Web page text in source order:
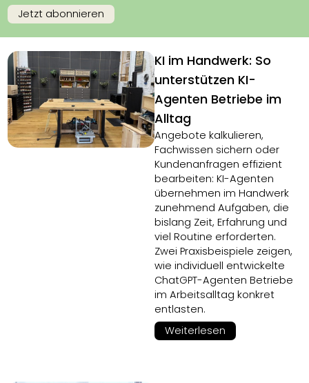
Jetzt abonnieren
KI im Handwerk: So
unterstützen KI-
Agenten Betriebe im
Alltag
Angebote kalkulieren,
Fachwissen sichern oder
Kundenanfragen effizient
bearbeiten: KI-Agenten
übernehmen im Handwerk
zunehmend Aufgaben, die
bislang Zeit, Erfahrung und
viel Routine erforderten.
Zwei Praxisbeispiele zeigen,
wie individuell entwickelte
ChatGPT-Agenten Betriebe
im Arbeitsalltag konkret
entlasten.
Weiterlesen